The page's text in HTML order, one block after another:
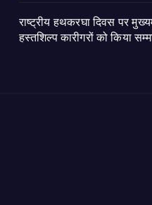
राष्ट्रीय हथकरघा दिवस पर
हस्तशिल्प कारीगरों को किया